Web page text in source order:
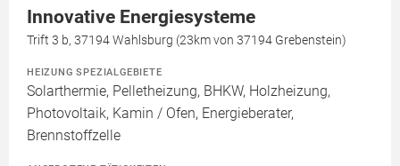
Innovative Energiesysteme
Trift 3 b, 37194 Wahlsburg (23km von 37194 Grebenstein)
HEIZUNG SPEZIALGEBIETE
Solarthermie, Pelletheizung, BHKW, Holzheizung,
Photovoltaik, Kamin / Ofen, Energieberater,
Brennstoffzelle